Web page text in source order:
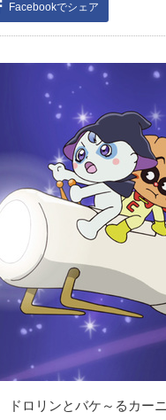
Facebookでシェア
ロリンとバケ～るカーニ